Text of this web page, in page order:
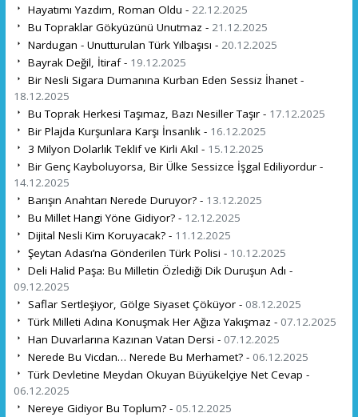
Hayatımı Yazdım, Roman Oldu - 22.12.2025
Bu Topraklar Gökyüzünü Unutmaz - 21.12.2025
Nardugan - Unutturulan Türk Yılbaşısı - 20.12.2025
Bayrak Değil, İtiraf - 19.12.2025
Bir Nesli Sigara Dumanına Kurban Eden Sessiz İhanet -
18.12.2025
Bu Toprak Herkesi Taşımaz, Bazı Nesiller Taşır - 17.12.2025
Bir Plajda Kurşunlara Karşı İnsanlık - 16.12.2025
3 Milyon Dolarlık Teklif ve Kirli Akıl - 15.12.2025
Bir Genç Kayboluyorsa, Bir Ülke Sessizce İşgal Ediliyordur -
14.12.2025
Barışın Anahtarı Nerede Duruyor? - 13.12.2025
Bu Millet Hangi Yöne Gidiyor? - 12.12.2025
Dijital Nesli Kim Koruyacak? - 11.12.2025
Şeytan Adası’na Gönderilen Türk Polisi - 10.12.2025
Deli Halid Paşa: Bu Milletin Özlediği Dik Duruşun Adı -
09.12.2025
Saflar Sertleşiyor, Gölge Siyaset Çöküyor - 08.12.2025
Türk Milleti Adına Konuşmak Her Ağıza Yakışmaz - 07.12.2025
Han Duvarlarına Kazınan Vatan Dersi - 07.12.2025
Nerede Bu Vicdan… Nerede Bu Merhamet? - 06.12.2025
Türk Devletine Meydan Okuyan Büyükelçiye Net Cevap -
06.12.2025
Nereye Gidiyor Bu Toplum? - 05.12.2025